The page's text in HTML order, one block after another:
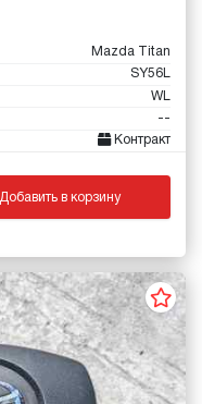
Mazda Titan
SY56L
WL
--
Контракт
Добавить в корзину